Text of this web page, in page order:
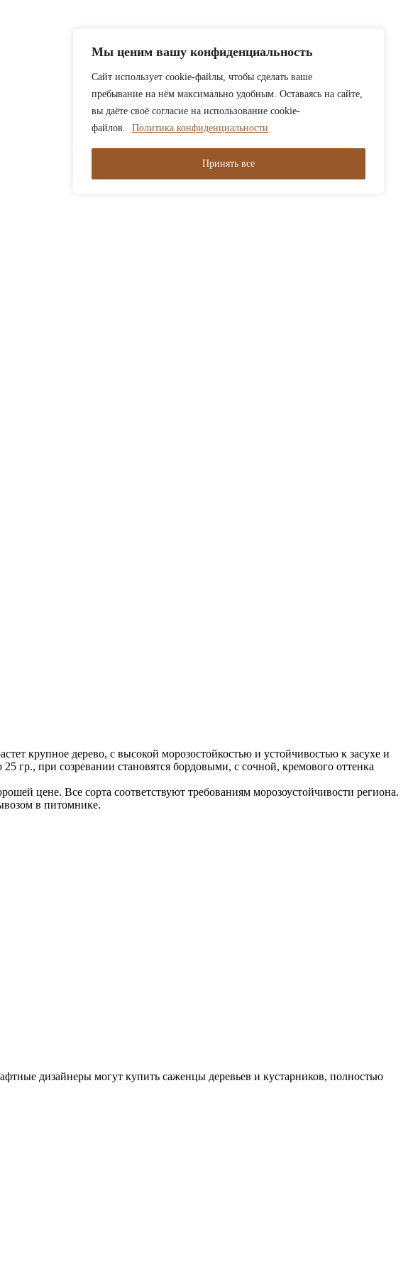
Мы ценим вашу конфиденциальность
Сайт использует cookie-файлы, чтобы сделать ваше
пребывание на нём максимально удобным. Оставаясь на сайте,
вы даёте своё согласие на использование cookie-
файлов.
Политика конфиденциальности
Принять все
крупное дерево, с высокой морозостойкостью и устойчивостью к засухе и
гр., при созревании становятся бордовыми, с сочной, кремового оттенка
цене. Все сорта соответствуют требованиям морозоустойчивости региона.
в питомнике.
дизайнеры могут купить саженцы деревьев и кустарников, полностью